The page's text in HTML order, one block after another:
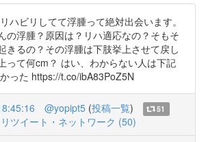
ハビリしてて浮腫って絶対出会います。
の浮腫？原因は？リハ適応なの？そもそ
きるの？その浮腫は下肢挙上させて戻し
って何cm？ はい、わからない人は下記
った https://t.co/ibA83PoZ5N
@yopipt5 (投稿一覧)
51
リツイート・ネットワーク (50)